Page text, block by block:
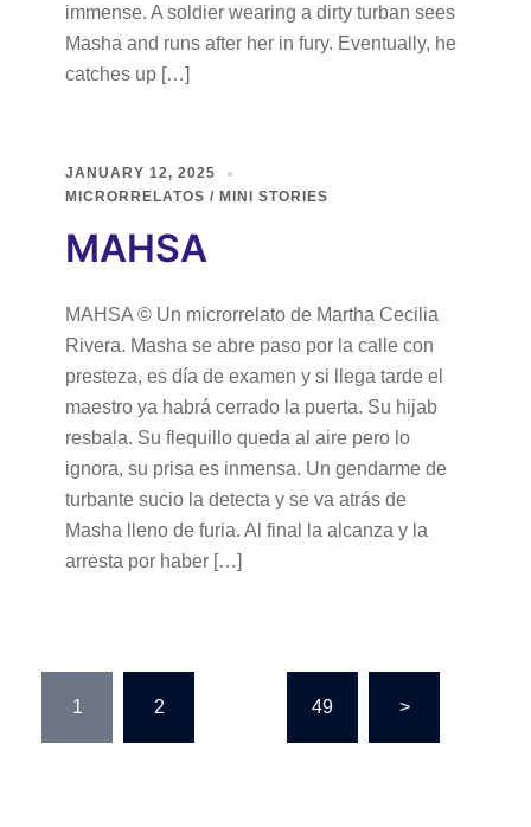
immense. A soldier wearing a dirty turban sees
Masha and runs after her in fury. Eventually, he
catches up […]
JANUARY 12, 2025
MICRORRELATOS / MINI STORIES
MAHSA
MAHSA © Un microrrelato de Martha Cecilia
Rivera. Masha se abre paso por la calle con
presteza, es día de examen y si llega tarde el
maestro ya habrá cerrado la puerta. Su hijab
resbala. Su flequillo queda al aire pero lo
ignora, su prisa es inmensa. Un gendarme de
turbante sucio la detecta y se va atrás de
Masha lleno de furia. Al final la alcanza y la
arresta por haber […]
pagination
1 2 49 >